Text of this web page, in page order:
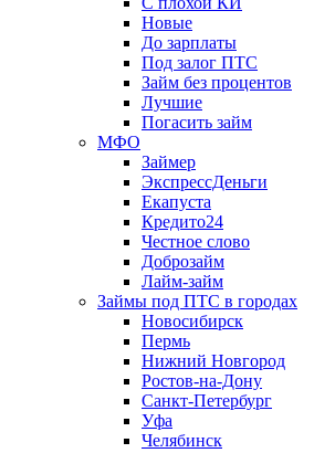
Новые
До зарплаты
Под залог ПТС
Займ без процентов
Лучшие
Погасить займ
МФО
Займер
ЭкспрессДеньги
Екапуста
Кредито24
Честное слово
Доброзайм
Лайм-займ
Займы под ПТС в городах
Новосибирск
Пермь
Нижний Новгород
Ростов-на-Дону
Санкт-Петербург
Уфа
Челябинск